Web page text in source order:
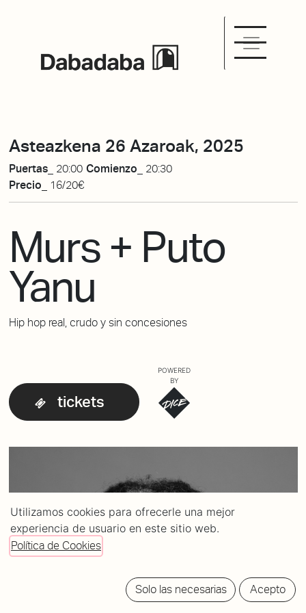
Asteazkena 26 Azaroak, 2025
Puertas_ 20:00 Comienzo_ 20:30
Precio_
16/20€
Murs + Puto
Yanu
Hip hop real, crudo y sin concesiones
tickets
POWERED
BY
Utilizamos cookies para ofrecerle una mejor
experiencia de usuario en este sitio web.
Política de Cookies
Solo las necesarias Acepto